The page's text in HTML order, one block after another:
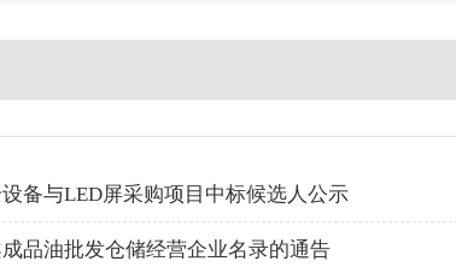
备与LED屏采购项目中标候选人公示
品油批发仓储经营企业名录的通告